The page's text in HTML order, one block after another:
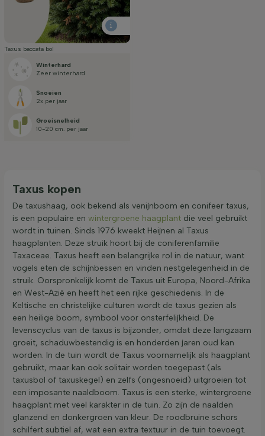
Taxus baccata bol
Winterhard
zeer winterhard
Snoeien
2x per jaar
Groei­snelheid
10-20 cm. per jaar
Taxus kopen
De taxushaag, ook bekend als venijnboom en conifeer taxus,
is een populaire en wintergroene haagplant die veel gebruikt
wordt in tuinen. Sinds 1976 kweekt Heijnen al Taxus
haagplanten. Deze struik hoort bij de coniferenfamilie
Taxaceae. Taxus heeft een belangrijke rol in de natuur, want
vogels eten de schijnbessen en vinden nestgelegenheid in de
struik. Oorspronkelijk komt de Taxus uit Europa, Noord-Afrika
en West-Azië en heeft het een rijke geschiedenis. In de
Keltische en christelijke culturen wordt de taxus gezien als
een heilige boom, symbool voor onsterfelijkheid. De
levenscyclus van de taxus is bijzonder, omdat deze langzaam
groeit, schaduwbestendig is en honderden jaren oud kan
worden. In de tuin wordt de Taxus voornamelijk als haagplant
gebruikt, maar kan ook solitair worden toegepast (als
taxusbol of taxuskegel) en zelfs (ongesnoeid) uitgroeien tot
een imposante naaldboom. Taxus is een sterke, wintergroene
haagplant met veel karakter in de tuin. Zo zijn de naalden
glanzend en donkergroen van kleur. De roodbruine schors
schilfert subtiel af, wat een extra textuur in de tuin toevoegt.